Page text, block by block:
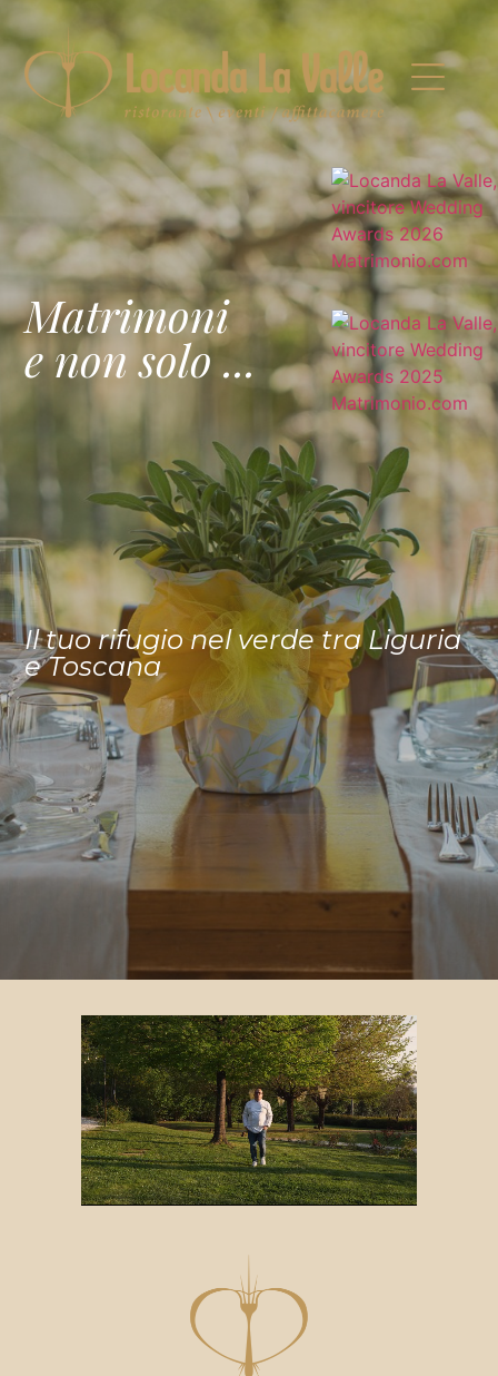
Matrimoni
e non solo ...
Il tuo rifugio nel verde tra Liguria
e Toscana